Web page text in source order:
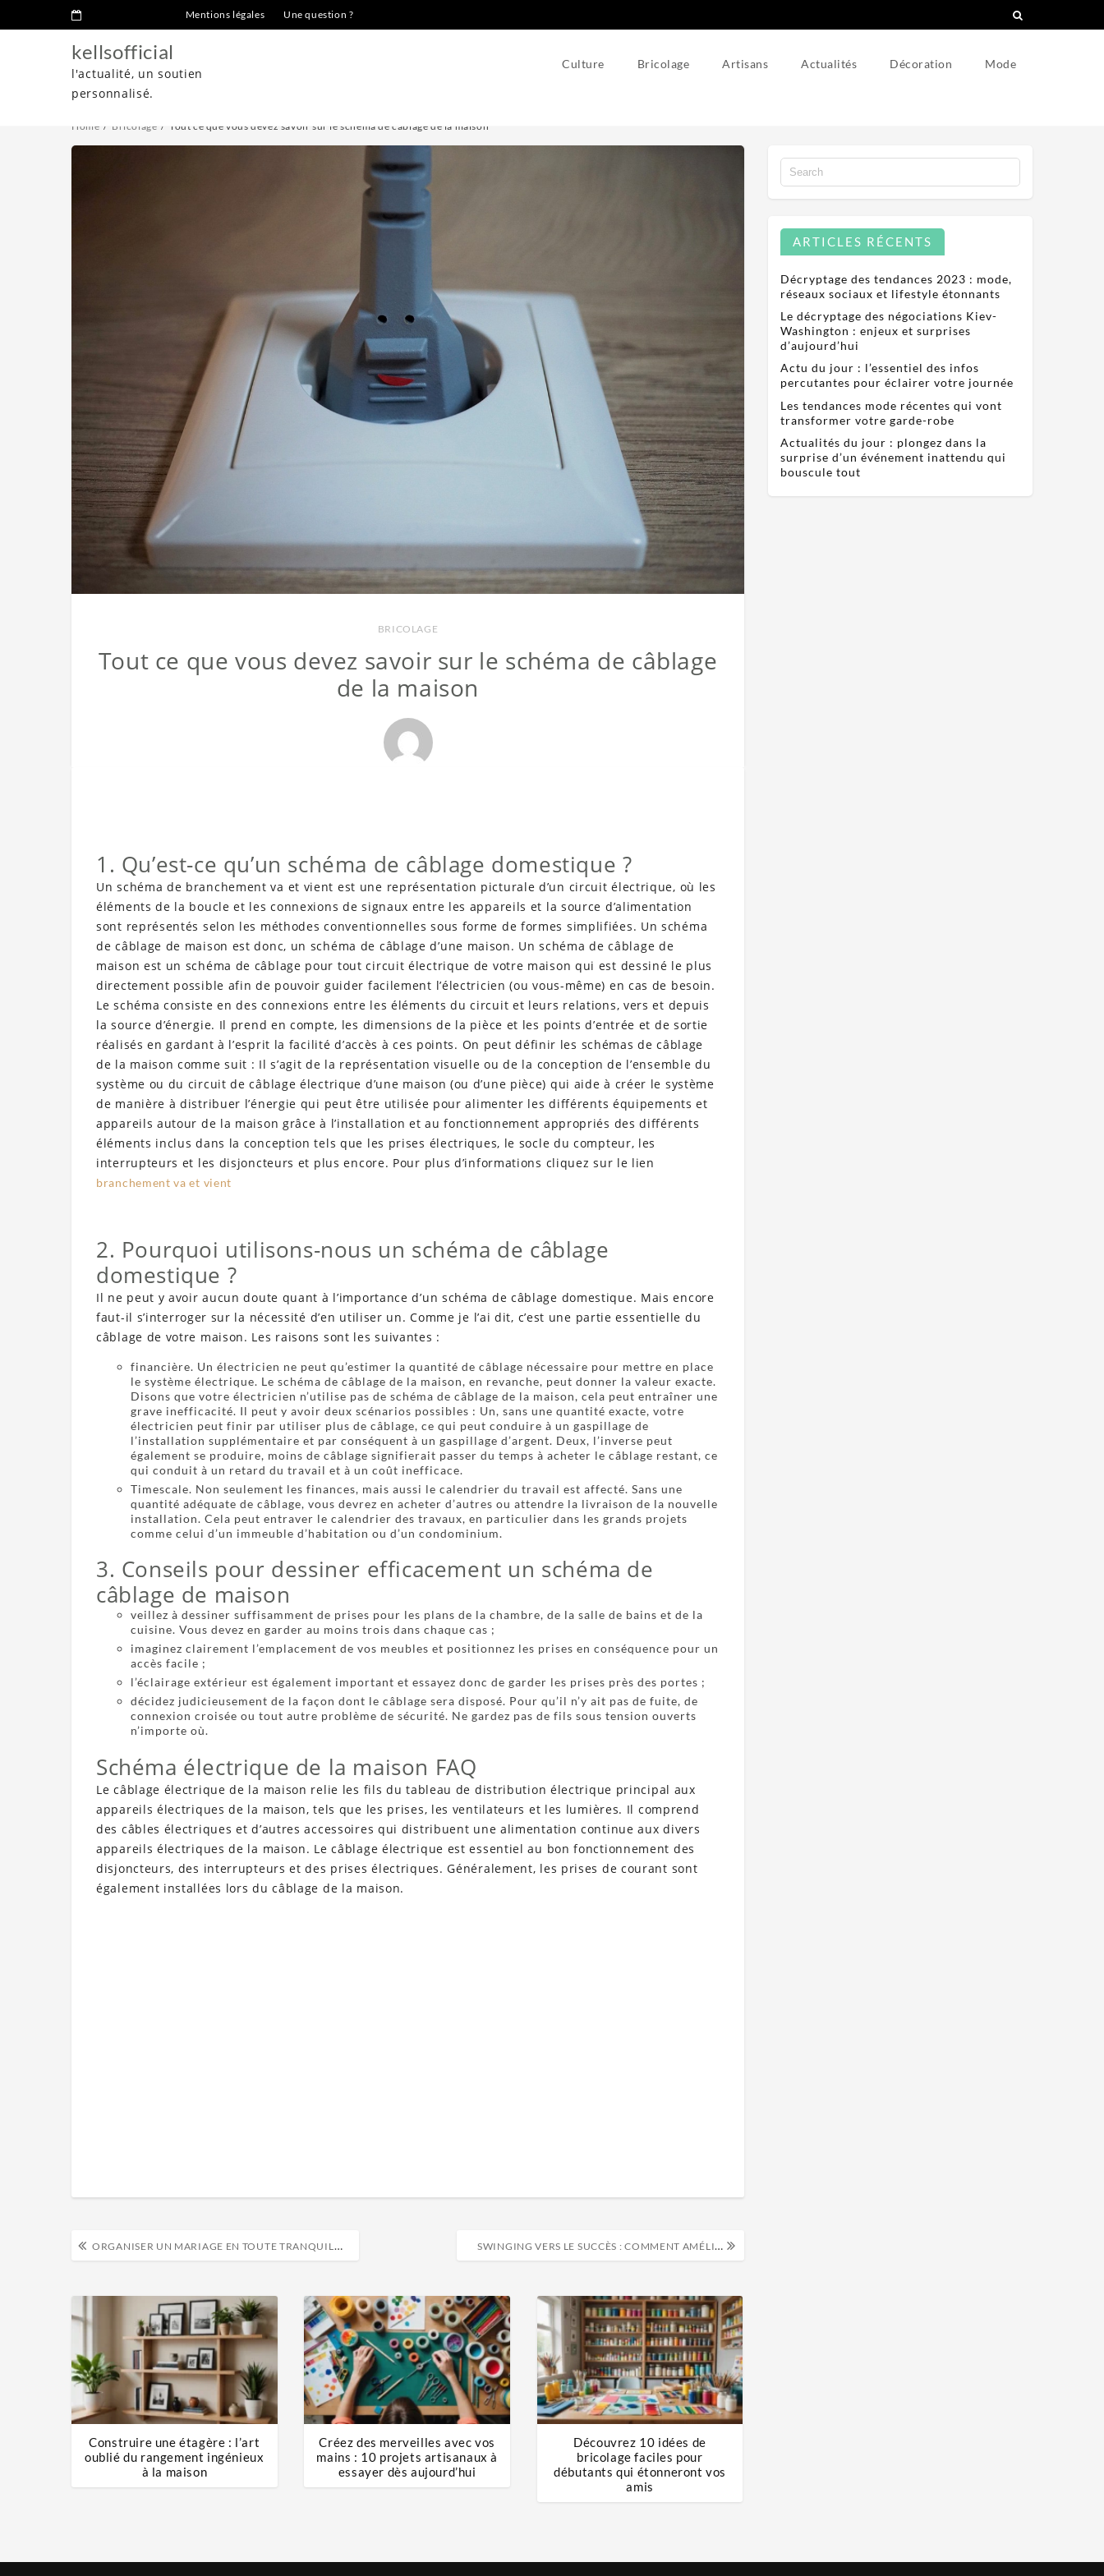
Mentions légales Une question ?
kellsofficial
l'actualité, un soutien
personnalisé.
Culture Bricolage Artisans Actualités Décoration Mode
Home Bricolage Tout ce que vous devez savoir sur le schéma de câblage de la maison
BRICOLAGE
Tout ce que vous devez savoir sur le schéma de câblage
de la maison
1. Qu’est-ce qu’un schéma de câblage domestique ?
Un schéma de branchement va et vient est une représentation picturale d’un circuit électrique, où les
éléments de la boucle et les connexions de signaux entre les appareils et la source d’alimentation
sont représentés selon les méthodes conventionnelles sous forme de formes simplifiées. Un schéma
de câblage de maison est donc, un schéma de câblage d’une maison. Un schéma de câblage de
maison est un schéma de câblage pour tout circuit électrique de votre maison qui est dessiné le plus
directement possible afin de pouvoir guider facilement l’électricien (ou vous-même) en cas de besoin.
Le schéma consiste en des connexions entre les éléments du circuit et leurs relations, vers et depuis
la source d’énergie. Il prend en compte, les dimensions de la pièce et les points d’entrée et de sortie
réalisés en gardant à l’esprit la facilité d’accès à ces points. On peut définir les schémas de câblage
de la maison comme suit : Il s’agit de la représentation visuelle ou de la conception de l’ensemble du
système ou du circuit de câblage électrique d’une maison (ou d’une pièce) qui aide à créer le système
de manière à distribuer l’énergie qui peut être utilisée pour alimenter les différents équipements et
appareils autour de la maison grâce à l’installation et au fonctionnement appropriés des différents
éléments inclus dans la conception tels que les prises électriques, le socle du compteur, les
interrupteurs et les disjoncteurs et plus encore. Pour plus d’informations cliquez sur le lien
branchement va et vient
2. Pourquoi utilisons-nous un schéma de câblage
domestique ?
Il ne peut y avoir aucun doute quant à l’importance d’un schéma de câblage domestique. Mais encore
faut-il s’interroger sur la nécessité d’en utiliser un. Comme je l’ai dit, c’est une partie essentielle du
câblage de votre maison. Les raisons sont les suivantes :
financière. Un électricien ne peut qu’estimer la quantité de câblage nécessaire pour mettre en place
le système électrique. Le schéma de câblage de la maison, en revanche, peut donner la valeur exacte.
Disons que votre électricien n’utilise pas de schéma de câblage de la maison, cela peut entraîner une
grave inefficacité. Il peut y avoir deux scénarios possibles : Un, sans une quantité exacte, votre
électricien peut finir par utiliser plus de câblage, ce qui peut conduire à un gaspillage de
l’installation supplémentaire et par conséquent à un gaspillage d’argent. Deux, l’inverse peut
également se produire, moins de câblage signifierait passer du temps à acheter le câblage restant, ce
qui conduit à un retard du travail et à un coût inefficace.
Timescale. Non seulement les finances, mais aussi le calendrier du travail est affecté. Sans une
quantité adéquate de câblage, vous devrez en acheter d’autres ou attendre la livraison de la nouvelle
installation. Cela peut entraver le calendrier des travaux, en particulier dans les grands projets
comme celui d’un immeuble d’habitation ou d’un condominium.
3. Conseils pour dessiner efficacement un schéma de
câblage de maison
veillez à dessiner suffisamment de prises pour les plans de la chambre, de la salle de bains et de la
cuisine. Vous devez en garder au moins trois dans chaque cas ;
imaginez clairement l’emplacement de vos meubles et positionnez les prises en conséquence pour un
accès facile ;
l’éclairage extérieur est également important et essayez donc de garder les prises près des portes ;
décidez judicieusement de la façon dont le câblage sera disposé. Pour qu’il n’y ait pas de fuite, de
connexion croisée ou tout autre problème de sécurité. Ne gardez pas de fils sous tension ouverts
n’importe où.
Schéma électrique de la maison FAQ
Le câblage électrique de la maison relie les fils du tableau de distribution électrique principal aux
appareils électriques de la maison, tels que les prises, les ventilateurs et les lumières. Il comprend
des câbles électriques et d’autres accessoires qui distribuent une alimentation continue aux divers
appareils électriques de la maison. Le câblage électrique est essentiel au bon fonctionnement des
disjoncteurs, des interrupteurs et des prises électriques. Généralement, les prises de courant sont
également installées lors du câblage de la maison.
ORGANISER UN MARIAGE EN TOUTE TRANQUILLITÉ AVEC UN WEDDING PLANNER SWINGING VERS LE SUCCÈS : COMMENT AMÉLIORER VOTRE JEU DE GOLF ?
Construire une étagère : l’art
oublié du rangement ingénieux
à la maison
Créez des merveilles avec vos
mains : 10 projets artisanaux à
essayer dès aujourd’hui
Découvrez 10 idées de
bricolage faciles pour
débutants qui étonneront vos
amis
ARTICLES RÉCENTS
Décryptage des tendances 2023 : mode,
réseaux sociaux et lifestyle étonnants
Le décryptage des négociations Kiev-
Washington : enjeux et surprises
d’aujourd’hui
Actu du jour : l’essentiel des infos
percutantes pour éclairer votre journée
Les tendances mode récentes qui vont
transformer votre garde-robe
Actualités du jour : plongez dans la
surprise d’un événement inattendu qui
bouscule tout